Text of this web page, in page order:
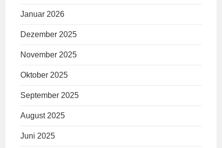
Januar 2026
Dezember 2025
November 2025
Oktober 2025
September 2025
August 2025
Juni 2025